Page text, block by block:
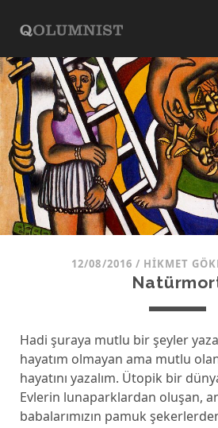
12/08/2016 / HIKMET
Hadi şuraya mutlu bir şeyler
hayatım olmayan ama mutlu
hayatını yazalım. Ütopik bir
Evlerin lunaparklardan oluşan,
babalarımızın pamuk